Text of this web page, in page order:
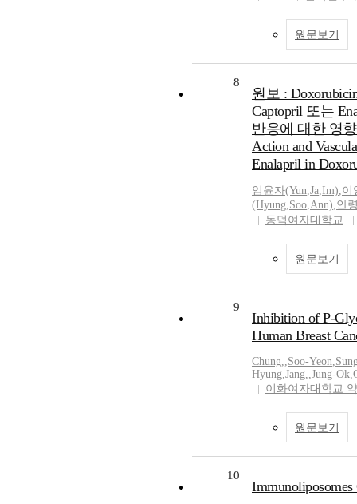
원문보기
8
원보 :
Captopril 또는
반응에 대한 영향
Action and
Enalapril in
임윤자(Yun,Ja,Im),이
(Hyung,Soo,Ann),안
동덕여자대학교
원문보기
9
Inhibition of P-
Human Breast
Chung,,Soo-Yeon,
Hyung,Jang,,Jung-Ok,
이화여자대학교
원문보기
10